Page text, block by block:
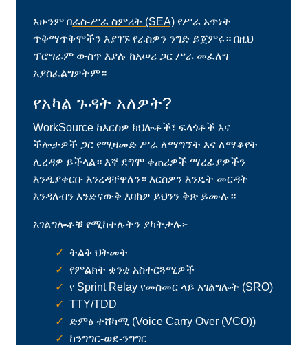
አሁንም በራስ-ሥራ ስምሪት (SEA) የሥራ አጥነት
ጥቅማጥቅሞችን እያገኙ የራስዎን ንግድ ይጀምሩ። በዚህ
ፕሮግራም ውስጥ እያሉ ከአሠሪ ጋር ሥራ መፈለግ
አያስፈልግዎትም።
የአካል ጉዳት አለዎት?
WorkSource ከእርስዎ ክህሎቶች፣ ፍላጎቶች እና
ችሎታዎች ጋር የሚዛመድ ሥራ ለማግኘት እና ለማቆየት
ሊረዳዎ ይችላል። እኛ ደግሞ ቀጠሪዎች ማረፊያዎችን
እንዲያቀርቡ እንረዳቸዋለን። እርስዎን እንዴት መርዳት
እንዳለብን እንድናውቅ እባክዎ ይህንን ቅጽ ይሙሉ።
አገልግሎቶቹ የሚከተሉትን ያካትታሉ፦
ትልቅ ህትመት
የምልክት ቋንቋ አስተርጓሚዎች
የ Sprint Relay የመስመር ላይ አገልግሎት (SRO)
TTY/TDD
ድምፅ ተሸካሚ (Voice Carry Over (VCO))
ከንግግር-ወደ-ንግግር